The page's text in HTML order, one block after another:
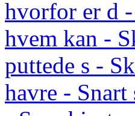
hvorfor er d
hvem kan -
puttede s -
havre -